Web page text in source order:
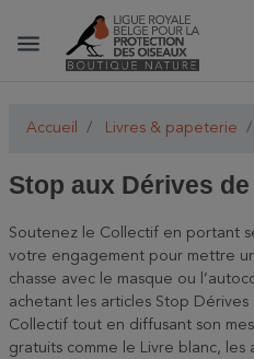
menu
Accueil Livres & papeterie
Stop aux Dérives
Soutenez le Collectif en portant
votre engagement pour mettre
chasse avec le masque ou
achetant les articles Stop Dérives
Collectif tout en diffusant son
gratuits comme le Livre blanc, les